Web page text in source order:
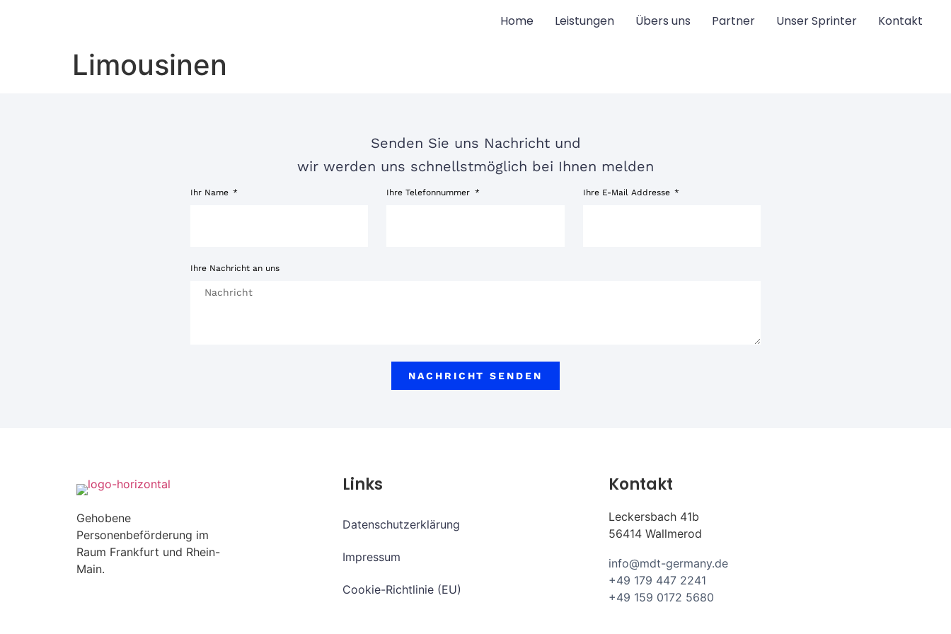
Home Leistungen Übers uns Partner Unser Sprinter Kontakt
Limousinen
Senden Sie uns Nachricht und
wir werden uns schnellstmöglich bei Ihnen melden
Ihr Name Ihre Telefonnummer Ihre E-Mail Addresse
Ihre Nachricht an uns
NACHRICHT SENDEN
Gehobene
Personenbeförderung im
Raum Frankfurt und Rhein-
Main.
Links
Datenschutzerklärung
Impressum
Cookie-Richtlinie (EU)
Kontakt
Leckersbach 41b
56414 Wallmerod
info@mdt-germany.de
+49 179 447 2241
+49 159 0172 5680